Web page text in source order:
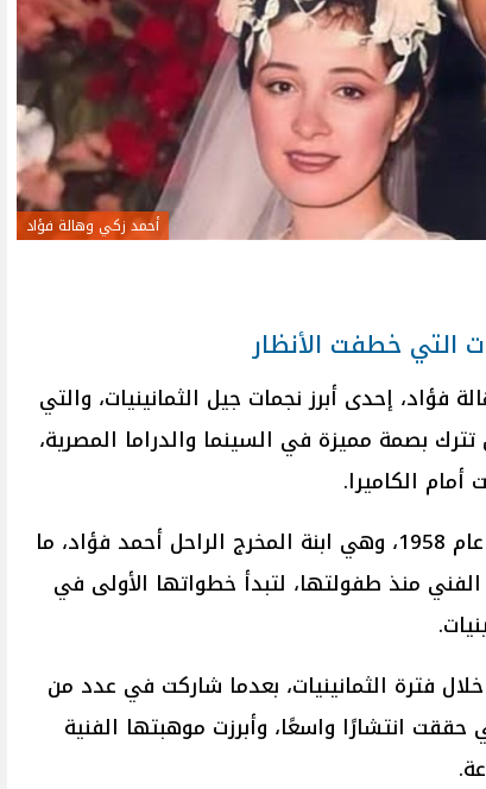
أحمد زكي وهالة فؤاد
التي خطفت الأنظار
فؤاد، إحدى أبرز نجمات جيل الثمانينيات، والتي
بصمة مميزة في السينما والدراما المصرية،
الكاميرا.
وُلدت هالة فؤاد في 26 مارس عام 1958، وهي ابنة المخرج الراحل أحمد فؤاد، ما
منذ طفولتها، لتبدأ خطواتها الأولى في
فترة الثمانينيات، بعدما شاركت في عدد من
حققت انتشارًا واسعًا، وأبرزت موهبتها الفنية